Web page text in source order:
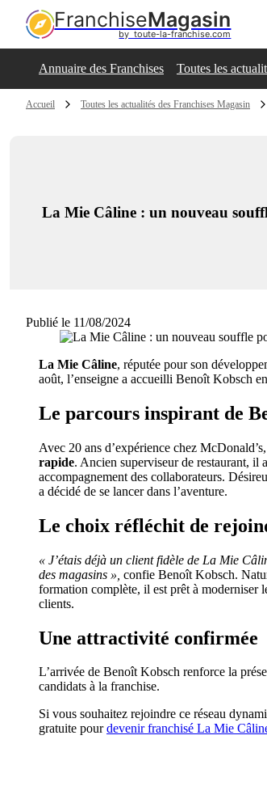
FranchiseMagasin
by  toute-la-franchise.com
Annuaire des Franchises Toutes les
Accueil Toutes les actualités des Franchises Magasin
La Mie Câline : un nouveau
Publié le 11/08/2024
La Mie Câline, réputée pour son
août, l’enseigne a accueilli Benoît Kobsch
Le parcours inspirant de
Avec 20 ans d’expérience chez McDonald’s,
rapide. Ancien superviseur de restaurant, il
accompagnement des collaborateurs.
a décidé de se lancer dans l’aventure.
Le choix réfléchit de
« J’étais déjà un client fidèle de La Mie
des magasins », confie Benoît Kobsch.
formation complète, il est prêt à moderniser
clients.
Une attractivité confirmée
L’arrivée de Benoît Kobsch renforce la
candidats à la franchise.
Si vous souhaitez rejoindre ce réseau
gratuite pourdevenir franchisé La Mie